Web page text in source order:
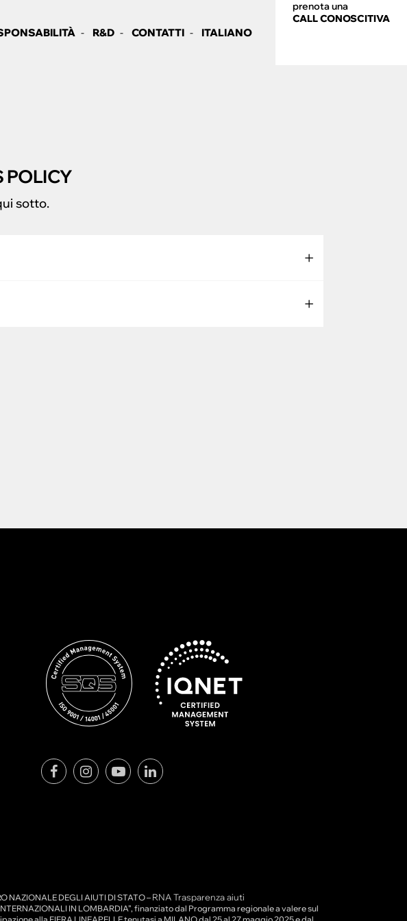
prenota una
CALL CONOSCITIVA
R&D CONTATTI ITALIANO
POLICY
sotto.
NAZIONALE DEGLI AIUTI DI STATO – RNA Trasparenza aiuti
IN LOMBARDIA”, finanziato dal Programma regionale a valere sul